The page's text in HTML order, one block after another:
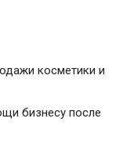
косметики и
бизнесу после